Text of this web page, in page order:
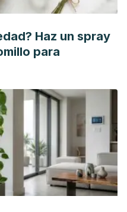
Haz un spray
para